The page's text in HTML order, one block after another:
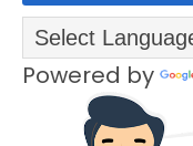
Powered by